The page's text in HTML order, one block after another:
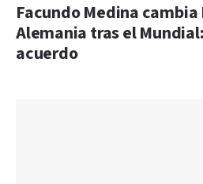
Facundo Medina cambia
Alemania tras el
acuerdo